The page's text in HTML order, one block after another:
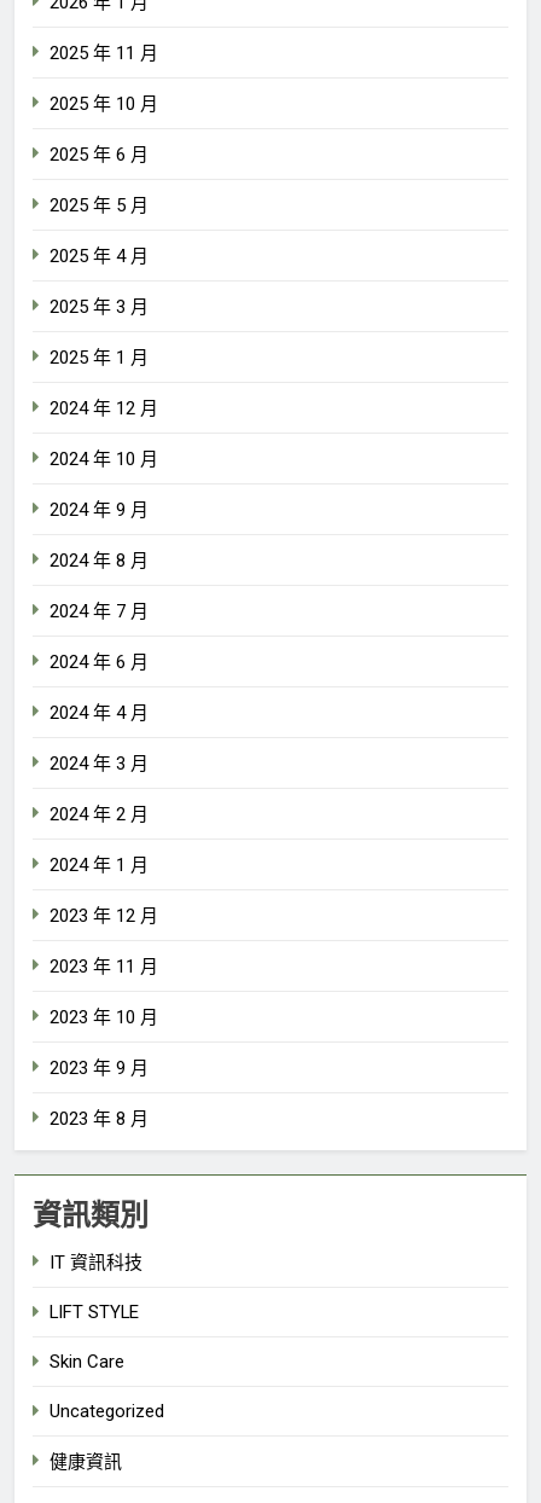
2025 年 11 月
2025 年 10 月
2025 年 6 月
2025 年 5 月
2025 年 4 月
2025 年 3 月
2025 年 1 月
2024 年 12 月
2024 年 10 月
2024 年 9 月
2024 年 8 月
2024 年 7 月
2024 年 6 月
2024 年 4 月
2024 年 3 月
2024 年 2 月
2024 年 1 月
2023 年 12 月
2023 年 11 月
2023 年 10 月
2023 年 9 月
2023 年 8 月
資訊類別
IT 資訊科技
LIFT STYLE
Skin Care
Uncategorized
健康資訊